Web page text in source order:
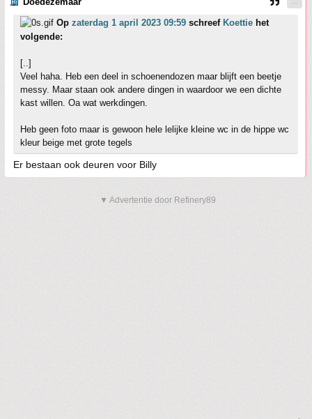
Op zaterdag 1 april 2023 09:59 schreef Koettie het
volgende:
[..]
Veel haha. Heb een deel in schoenendozen maar blijft een beetje
messy. Maar staan ook andere dingen in waardoor we een dichte
kast willen. Oa wat werkdingen.
Heb geen foto maar is gewoon hele lelijke kleine wc in de hippe wc
kleur beige met grote tegels
Er bestaan ook deuren voor Billy
▼ Advertentie door Refinery89